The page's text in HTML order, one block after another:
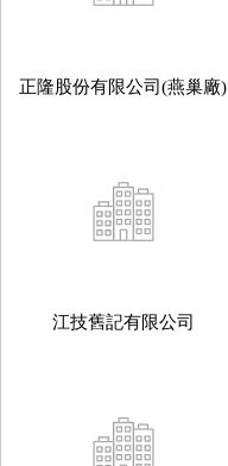
正隆股份有限公司(燕巢廠)
江技舊記有限公司